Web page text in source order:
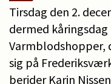
Tirsdag den 2.
dermed kåringsdag
Varmblodshopper,
sig på
berider Karin Nissen